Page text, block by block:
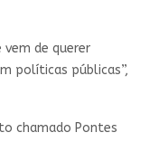
de querer
políticas públicas”,
chamado Pontes